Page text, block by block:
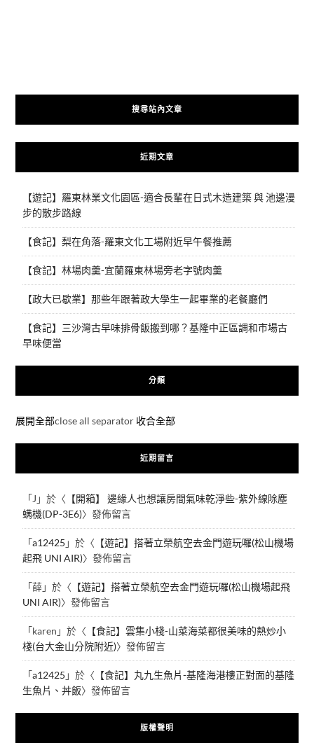
搜尋站內文章
近期文章
【遊記】羅東林業文化園區-適合長輩在日式木造建築 與 池邊漫
步的散步路線
【食記】梨在角落-羅東文化工場附近早午餐推薦
【食記】林場肉羹-宜蘭羅東林場旁老字號肉羹
【政大已歇業】那些年跟著政大學生一起畢業的老餐廳們
【食記】三沙灣古早味排骨飯搬到哪？基隆中正區調和市場古
早味便當
分類
展開全部close all separator 收合全部
近期留言
「J 」於〈 【開箱】 邊緣人也想讓房間氣味乾淨些-紫外線除塵
螨機(DP-3E6)〉發佈留言
「a12425 」於〈 【遊記】搭著立榮航空去金門遊玩囉(松山機場
起飛 UNI AIR)〉發佈留言
「薛」於〈 【遊記】搭著立榮航空去金門遊玩囉(松山機場起飛
UNI AIR)〉發佈留言
「karen 」於〈 【食記】雲集小棧-山菜海菜都很美味的熱炒小
棧(台大金山分院附近)〉發佈留言
「a12425 」於〈 【食記】丸九生魚片-基隆海港樓正對面的基隆
生魚片、丼飯〉發佈留言
版權聲明